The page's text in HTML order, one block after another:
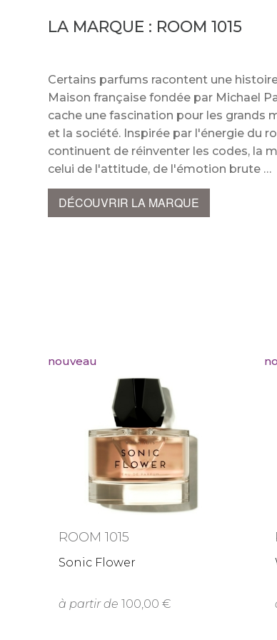
LA MARQUE : ROOM 1015
Certains parfums racontent une
Maison française fondée par Michael
cache une fascination pour les grands
et la société. Inspirée par l'énergie du
continuent de réinventer les codes, la
celui de l'attitude, de l'émotion brute
DÉCOUVRIR LA MARQUE
nouveau
ROOM 1015
Sonic Flower
à partir de 100,00